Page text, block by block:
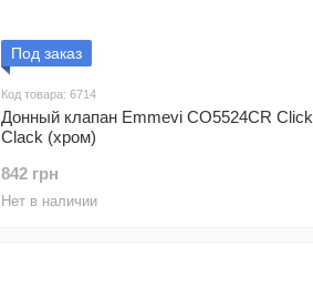
Под заказ
Код товара: 6714
Донный клапан Emmevi CO5524CR Click
Clack (хром)
842 грн
Нет в наличии